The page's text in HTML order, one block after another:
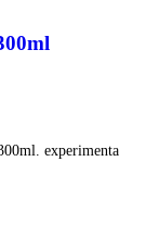
experimenta